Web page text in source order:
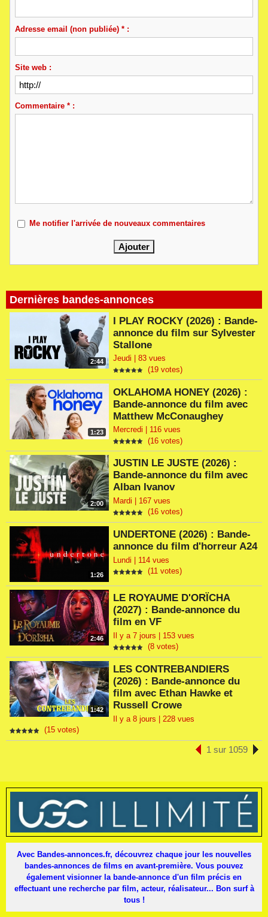
Dernières bandes-annonces
2:44
I PLAY ROCKY (2026) : Bande-
annonce du film sur Sylvester
Stallone
Jeudi | 83 vues
(19 votes)
1:23
OKLAHOMA HONEY (2026) :
Bande-annonce du film avec
Matthew McConaughey
Mercredi | 116 vues
(16 votes)
2:00
JUSTIN LE JUSTE (2026) :
Bande-annonce du film avec
Alban Ivanov
Mardi | 167 vues
(16 votes)
1:26
UNDERTONE (2026) : Bande-
annonce du film d'horreur A24
Lundi | 114 vues
(11 votes)
2:46
LE ROYAUME D'ORÏCHA
(2027) : Bande-annonce du
film en VF
Il y a 7 jours | 153 vues
(8 votes)
1:42
LES CONTREBANDIERS
(2026) : Bande-annonce du
film avec Ethan Hawke et
Russell Crowe
Il y a 8 jours | 228 vues
(15 votes)
1 sur 1059
Adresse email (non publiée) * :
Site web :
Commentaire * :
Me notifier l'arrivée de nouveaux commentaires
Avec Bandes-annonces.fr, découvrez chaque jour les nouvelles
bandes-annonces de films en avant-première. Vous pouvez
également visionner la bande-annonce d'un film précis en
effectuant une recherche par film, acteur, réalisateur... Bon surf à
tous !